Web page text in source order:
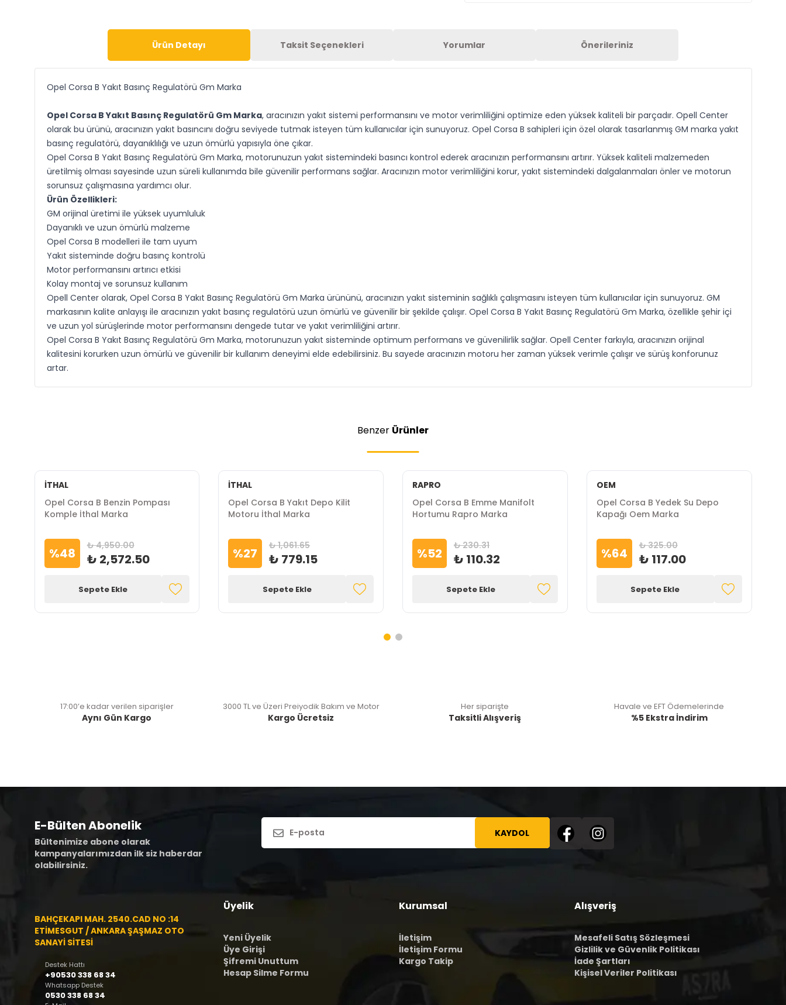
Ürün Detayı Taksit Seçenekleri Yorumlar Önerileriniz
Opel Corsa B Yakıt Basınç Regulatörü Gm Marka
Opel Corsa B Yakıt Basınç Regulatörü Gm Marka, aracınızın yakıt sistemi performansını ve motor verimliliğini optimize eden yüksek kaliteli bir parçadır. Opell Center
olarak bu ürünü, aracınızın yakıt basıncını doğru seviyede tutmak isteyen tüm kullanıcılar için sunuyoruz. Opel Corsa B sahipleri için özel olarak tasarlanmış GM marka yakıt
basınç regulatörü, dayanıklılığı ve uzun ömürlü yapısıyla öne çıkar.
Opel Corsa B Yakıt Basınç Regulatörü Gm Marka, motorunuzun yakıt sistemindeki basıncı kontrol ederek aracınızın performansını artırır. Yüksek kaliteli malzemeden
üretilmiş olması sayesinde uzun süreli kullanımda bile güvenilir performans sağlar. Aracınızın motor verimliliğini korur, yakıt sistemindeki dalgalanmaları önler ve motorun
sorunsuz çalışmasına yardımcı olur.
Ürün Özellikleri:
GM orijinal üretimi ile yüksek uyumluluk
Dayanıklı ve uzun ömürlü malzeme
Opel Corsa B modelleri ile tam uyum
Yakıt sisteminde doğru basınç kontrolü
Motor performansını artırıcı etkisi
Kolay montaj ve sorunsuz kullanım
Opell Center olarak, Opel Corsa B Yakıt Basınç Regulatörü Gm Marka ürününü, aracınızın yakıt sisteminin sağlıklı çalışmasını isteyen tüm kullanıcılar için sunuyoruz. GM
markasının kalite anlayışı ile aracınızın yakıt basınç regulatörü uzun ömürlü ve güvenilir bir şekilde çalışır. Opel Corsa B Yakıt Basınç Regulatörü Gm Marka, özellikle şehir içi
ve uzun yol sürüşlerinde motor performansını dengede tutar ve yakıt verimliliğini artırır.
Opel Corsa B Yakıt Basınç Regulatörü Gm Marka, motorunuzun yakıt sisteminde optimum performans ve güvenilirlik sağlar. Opell Center farkıyla, aracınızın orijinal
kalitesini korurken uzun ömürlü ve güvenilir bir kullanım deneyimi elde edebilirsiniz. Bu sayede aracınızın motoru her zaman yüksek verimle çalışır ve sürüş konforunuz
artar.
Benzer Ürünler
İTHAL
Opel Corsa B Benzin Pompası
Komple İthal Marka
%48 ₺ 4,950.00
₺ 2,572.50
Sepete Ekle
İTHAL
Opel Corsa B Yakıt Depo Kilit
Motoru İthal Marka
%27 ₺ 1,061.65
₺ 779.15
Sepete Ekle
RAPRO
Opel Corsa B Emme Manifolt
Hortumu Rapro Marka
%52 ₺ 230.31
₺ 110.32
Sepete Ekle
OEM
Opel Corsa B Yedek Su Depo
Kapağı Oem Marka
%64 ₺ 325.00
₺ 117.00
Sepete Ekle
17:00’e kadar verilen siparişler
Aynı Gün Kargo
3000 TL ve Üzeri Preiyodik Bakım ve Motor
Kargo Ücretsiz
Her siparişte
Taksitli Alışveriş
Havale ve EFT Ödemelerinde
%5 Ekstra İndirim
E-Bülten Abonelik
Bültenimize abone olarak
kampanyalarımızdan ilk siz haberdar
olabilirsiniz.
KAYDOL
BAHÇEKAPI MAH. 2540.CAD NO :14
ETİMESGUT / ANKARA ŞAŞMAZ OTO
SANAYİ SİTESİ
Destek Hattı
+90530 338 68 34
Whatsapp Destek
0530 338 68 34
Üyelik
Yeni Üyelik
Üye Girişi
Şifremi Unuttum
Hesap Silme Formu
Kurumsal
İletişim
İletişim Formu
Kargo Takip
Alışveriş
Mesafeli Satış Sözleşmesi
Gizlilik ve Güvenlik Politikası
İade Şartları
Kişisel Veriler Politikası